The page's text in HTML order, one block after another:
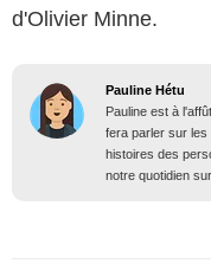
d'Olivier Minne.
Pauline Hétu
Pauline est à
fera parler sur les
histoires des
notre quotidien